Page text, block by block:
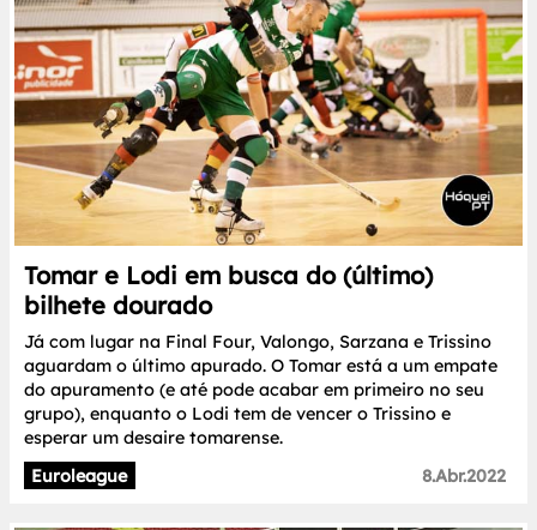
Tomar e Lodi em busca do (último)
bilhete dourado
Já com lugar na Final Four, Valongo, Sarzana e Trissino
aguardam o último apurado. O Tomar está a um empate
do apuramento (e até pode acabar em primeiro no seu
grupo), enquanto o Lodi tem de vencer o Trissino e
esperar um desaire tomarense.
Euroleague
8.Abr.2022